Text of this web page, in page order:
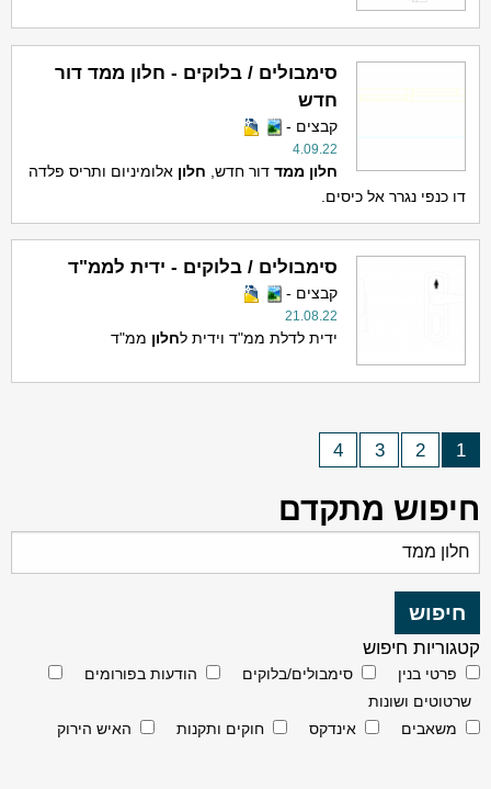
סימבולים / בלוקים - חלון ממד דור
חדש
קבצים -
4.09.22
חלון ממד דור חדש, חלון אלומיניום ותריס פלדה
דו כנפי נגרר אל כיסים.
סימבולים / בלוקים - ידית לממ"ד
קבצים -
21.08.22
ידית לדלת ממ"ד וידית לחלון ממ"ד
1
2
3
4
חיפוש מתקדם
קטגוריות חיפוש
פרטי בנין סימבולים/בלוקים
הודעות בפורומים
שרטוטים ושונות
משאבים
אינדקס חוקים ותקנות האיש הירוק